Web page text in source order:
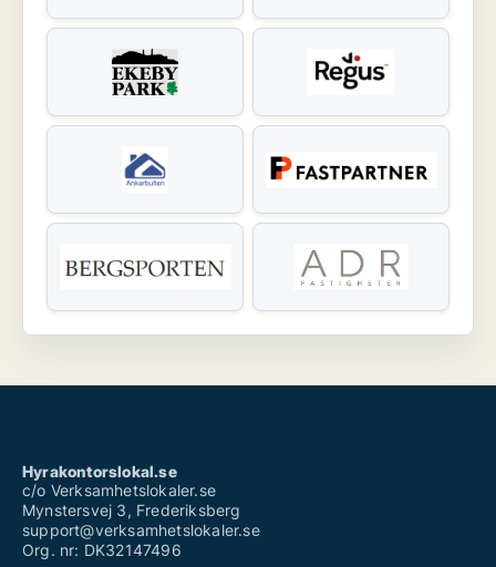
Hyrakontorslokal.se
c/o Verksamhetslokaler.se
Mynstersvej 3, Frederiksberg
support@verksamhetslokaler.se
Org. nr: DK32147496